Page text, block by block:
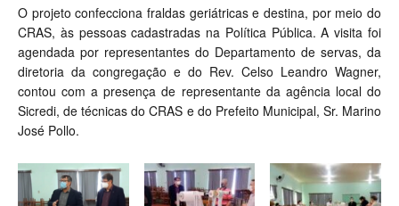
O projeto confecciona fraldas geriátricas e destina, por meio do
CRAS, às pessoas cadastradas na Política Pública. A visita foi
agendada por representantes do Departamento de servas, da
diretoria da congregação e do Rev. Celso Leandro Wagner,
contou com a presença de representante da agência local do
Sicredi, de técnicas do CRAS e do Prefeito Municipal, Sr. Marino
José Pollo.